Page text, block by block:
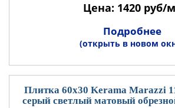
Цена: 1420 руб/
Подробнее
(открыть в новом
Плитка 60x30 Kerama Marazzi
серый светлый матовый